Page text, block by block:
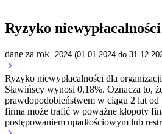
Ryzyko niewypłacalności
dane za rok
Ryzyko niewypłacalności dla
Sławińscy wynosi 0,18%. Oznacza to,
prawdopodobieństwem w ciągu 2 lat od
firma może trafić w poważne kłopoty
postępowaniem upadłościowym lub